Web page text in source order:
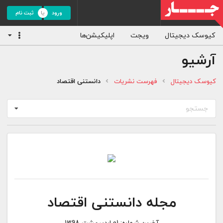
ورود ثبت نام
کیوسک دیجیتال ویجت اپلیکیشن‌ها
آرشیو
کیوسک دیجیتال فهرست نشریات دانستنی اقتصاد
جستجو
مجله دانستنی اقتصاد